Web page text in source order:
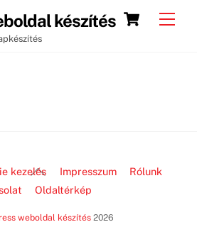
Cart
készítés
Back
To
kezelés Impresszum
Rólunk
Oldaltérkép
weboldal készítés2026